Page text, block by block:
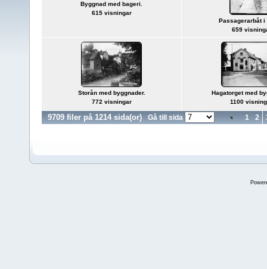
Byggnad med bageri.
615 visningar
Passagerarbåt i
659
Storån med byggnader.
772 visningar
Hagatorget med
1100
9709 filer på 1214 sida(or) Gå till sida 1 2